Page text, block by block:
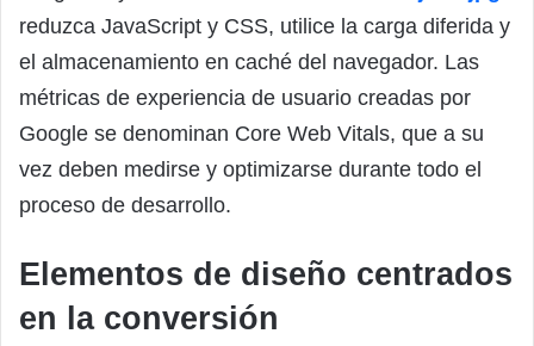
reduzca JavaScript y CSS, utilice la carga diferida y
el almacenamiento en caché del navegador. Las
métricas de experiencia de usuario creadas por
Google se denominan Core Web Vitals, que a su
vez deben medirse y optimizarse durante todo el
proceso de desarrollo.
Elementos de diseño centrados
en la conversión